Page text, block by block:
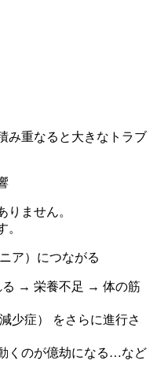
み重なると大きなトラブ
りません。
。
ア）につながる
る → 栄養不足 → 体の筋
少症） をさらに進行さ
くのが億劫になる…など